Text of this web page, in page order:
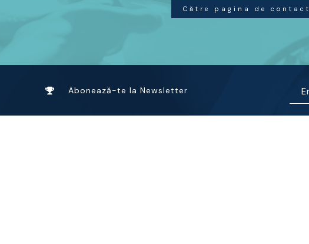
Către pagina de contact
Abonează-te la Newsletter